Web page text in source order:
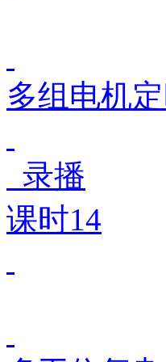
多组电机
录播
课时14